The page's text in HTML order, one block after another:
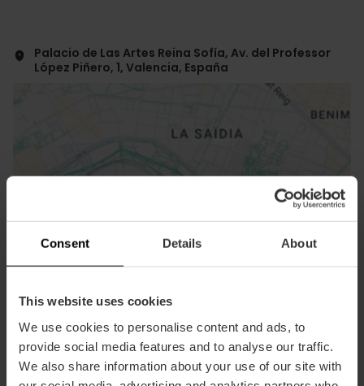
Consent Details About
This website uses cookies
We use cookies to personalise content and ads, to
provide social media features and to analyse our traffic.
We also share information about your use of our site with
Palacio de Las Artes Reina Sofía, Av. del Professor
López Piñero, 1, Valencia, España